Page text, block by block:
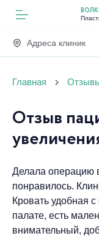
Адреса клиник
Главная
Отзыв
Делала операцию
понравилось.
Кровать удобная
палате, есть
внимательный,